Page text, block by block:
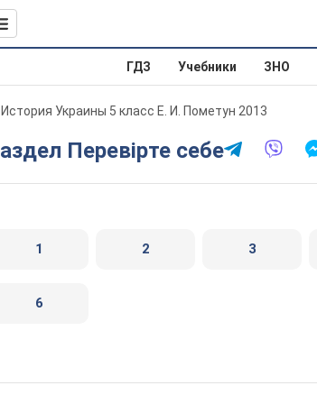
ГДЗ Учебники ЗНО
История Украины 5 класс Е. И. Пометун 2013
Раздел Перевірте себе
1 2 3
6